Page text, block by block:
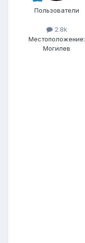
Пользователи
2.8k
Местоположение:
Могилев